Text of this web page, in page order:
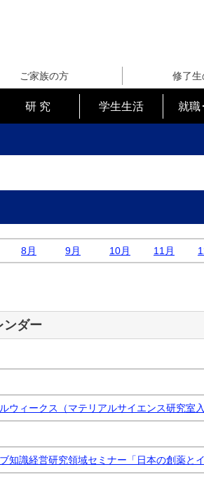
ご家族の方 修了生
研 究 学生生活 就職
8月 9月 10月 11月
ンダー
ウィークス（マテリアルサイエンス研究室
知識経営研究領域セミナー「日本の創薬と